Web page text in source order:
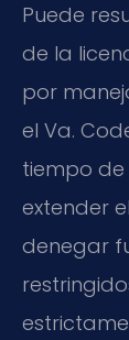
Puede
de la
por
el Va.
tiempo de
extender
denegar